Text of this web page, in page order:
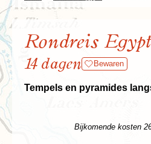
Rondreis
14 dagen Bewaren
Tempels en pyramides
Bijkomende kosten